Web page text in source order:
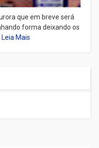
que em breve será
forma deixando os
Leia Mais